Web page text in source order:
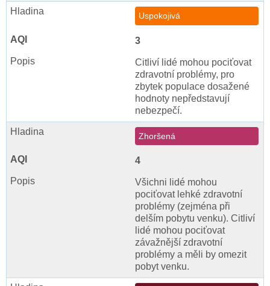
Uspokojivá
3
Citliví lidé mohou pociťovat
zdravotní problémy, pro
zbytek populace dosažené
hodnoty nepředstavují
nebezpečí.
Zhoršená
4
Všichni lidé mohou
pociťovat lehké zdravotní
problémy (zejména při
delším pobytu venku). Citliví
lidé mohou pociťovat
závažnější zdravotní
problémy a měli by omezit
pobyt venku.